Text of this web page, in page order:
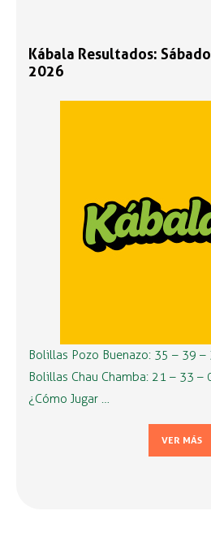
Kábala Resultados:
2026
Bolillas Pozo Buenazo: 35 – 39
Bolillas Chau Chamba: 21 – 33 –
¿Cómo Jugar …
VER MÁS